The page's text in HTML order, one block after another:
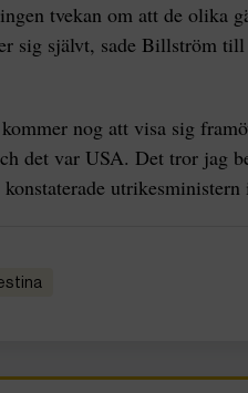
tvekan om att de olika
sig självt, sade Billström
nog att visa sig
det var USA. Det tror jag
utrikesministern